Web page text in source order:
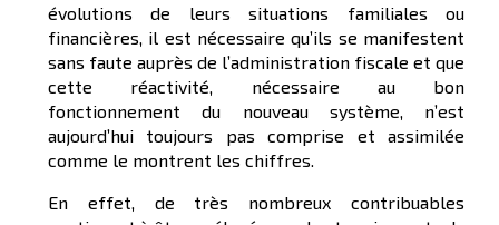
évolutions de leurs situations familiales ou
financières, il est nécessaire qu’ils se manifestent
sans faute auprès de l’administration fiscale et que
cette réactivité, nécessaire au bon
fonctionnement du nouveau système, n’est
aujourd’hui toujours pas comprise et assimilée
comme le montrent les chiffres.
En effet, de très nombreux contribuables